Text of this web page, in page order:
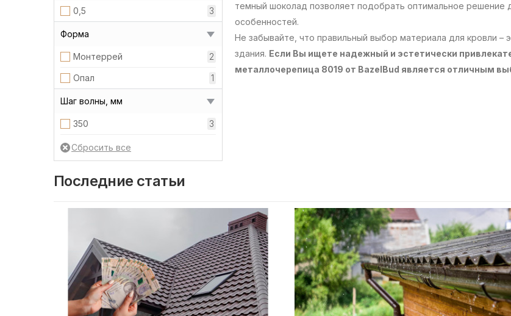
0,5 3
Форма
Монтеррей 2
Опал 1
Шаг волны, мм
350 3
темный шоколад позволяет подобрать оптимальное решение
особенностей.
Не забывайте, что правильный выбор материала для кровли –
здания. Если Вы ищете надежный и эстетически
металлочерепица 8019 от BazelBud является отличным
Последние статьи